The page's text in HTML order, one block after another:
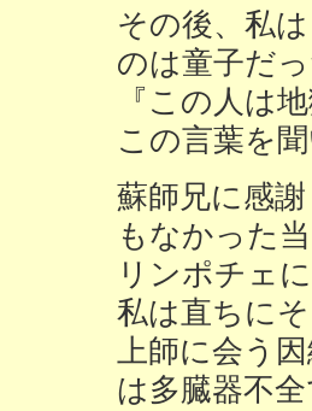
その後、私
のは童子だ
『この人は
この言葉を
蘇師兄に感
もなかった
リンポチェ
私は直ちに
上師に会う
は多臓器不